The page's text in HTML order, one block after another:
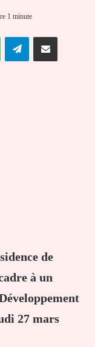
1 minute
WhatsAppTelegramPartager par email
de
à un
27 mars